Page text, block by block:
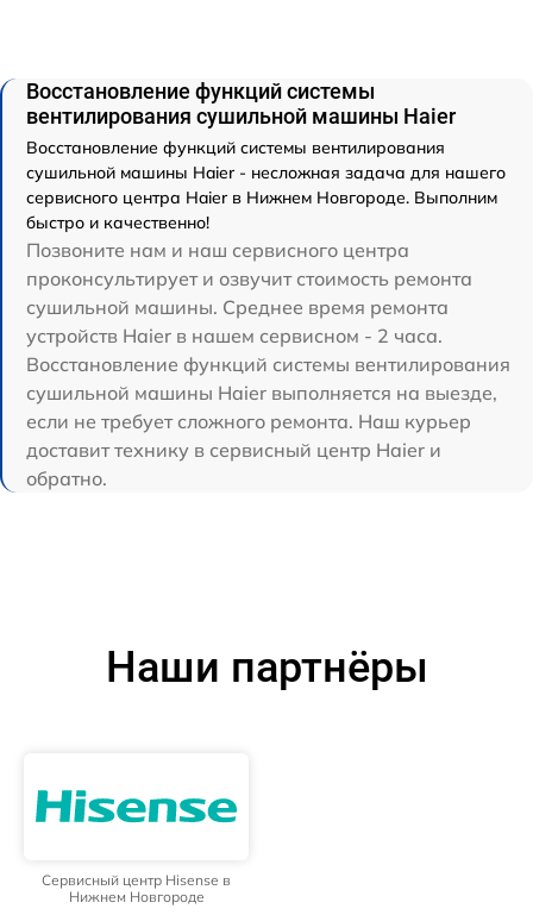
Восстановление функций системы
вентилирования сушильной машины Haier
Восстановление функций системы вентилирования
сушильной машины Haier - несложная задача для нашего
сервисного центра Haier в Нижнем Новгороде. Выполним
быстро и качественно!
Позвоните нам и наш сервисного центра
проконсультирует и озвучит стоимость ремонта
сушильной машины. Среднее время ремонта
устройств Haier в нашем сервисном - 2 часа.
Восстановление функций системы вентилирования
сушильной машины Haier выполняется на выезде,
если не требует сложного ремонта. Наш курьер
доставит технику в сервисный центр Haier и
обратно.
Наши партнёры
Сервисный центр Hisense в
Нижнем Новгороде